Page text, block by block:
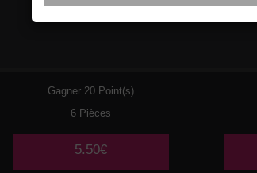
Gagner 20 Point(s)
6 Pièces
5.50€